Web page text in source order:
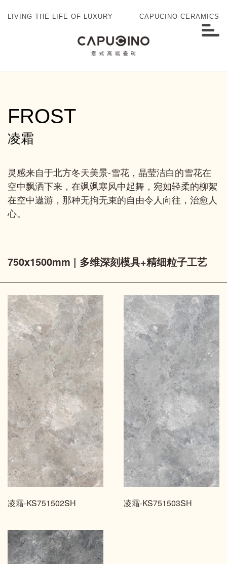
LIVING THE LIFE OF LUXURY CAPUCINO CERAMICS
FROST
凌霜
灵感来自于北方冬天美景-雪花，晶莹洁白的雪花在
空中飘洒下来，在飒飒寒风中起舞，宛如轻柔的柳絮
在空中遨游，那种无拘无束的自由令人向往，治愈人
心。
750x1500mm | 多维深刻模具+精细粒子工艺
凌霜-KS751502SH 凌霜-KS751503SH